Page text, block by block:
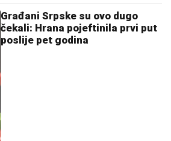
Građani Srpske su ovo dugo
čekali: Hrana pojeftinila prvi put
poslije pet godina